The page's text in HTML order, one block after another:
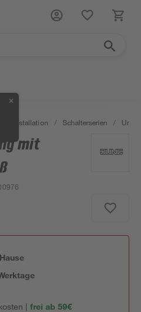
✕
/ Schalterserien /
mit
| frei ab 59€